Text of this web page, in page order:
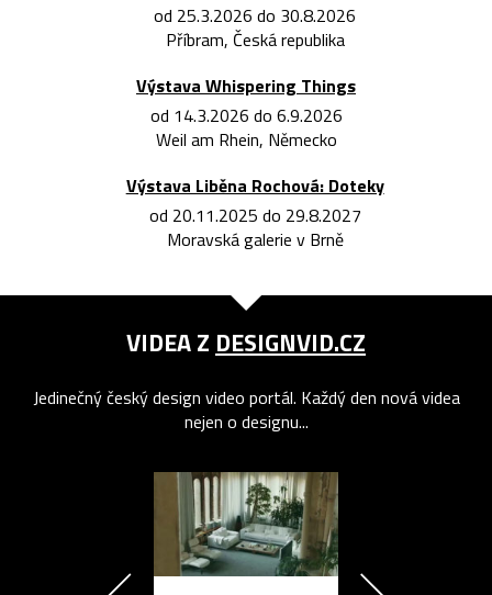
od 25.3.2026 do 30.8.2026
Příbram, Česká republika
Výstava Whispering Things
od 14.3.2026 do 6.9.2026
Weil am Rhein, Německo
Výstava Liběna Rochová: Doteky
od 20.11.2025 do 29.8.2027
Moravská galerie v Brně
VIDEA Z DESIGNVID.CZ
Jedinečný český design video portál. Každý den nová videa
nejen o designu...